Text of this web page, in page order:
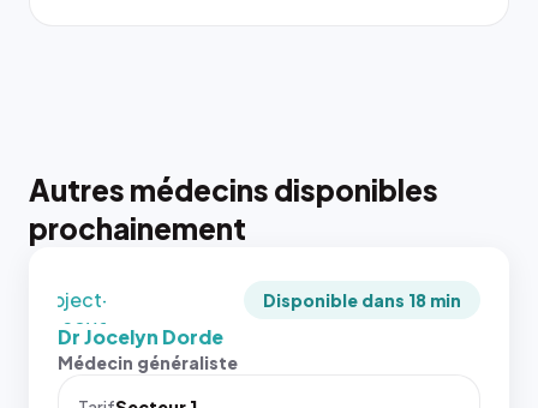
Autres médecins disponibles
prochainement
puisque la
photo est
recadrée
`object-
fit: cover`.
Sans ces
Disponible dans 18 min
Dr Jocelyn Dorde
Médecin généraliste